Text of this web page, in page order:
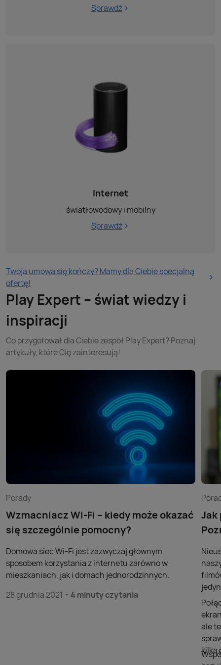
Sprawdź
Internet
światłowodowy i mobilny
Sprawdź
Twoja umowa się kończy? Mamy dla Ciebie specjalną
ofertę!
Play Expert – świat wiedzy i
inspiracji
Co przygotował dla Ciebie zespół Play Expert? Poznaj
artykuły, które Cię zainteresują!
Porady
Wzmacniacz Wi-Fi – kiedy może okazać
się szczególnie pomocny?
Domowa sieć Wi-Fi jest zazwyczaj głównym
sposobem korzystania z internetu zarówno w
mieszkaniach, jak i domach jednorodzinnych.
28 grudnia 2021
4 minuty czytania
Jak
ale
kilka